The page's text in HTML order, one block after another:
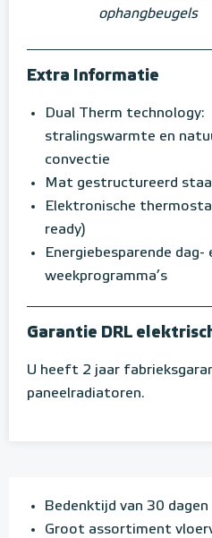
ophangbeugels
Extra Informatie
Dual Therm technology:
stralingswarmte en
convectie
Mat gestructureerd
Elektronische
ready)
Energiebesparende dag-
weekprogramma’s
Garantie DRL
U heeft 2 jaar
paneelradiatoren.
Bedenktijd van 30 dagen
Groot assortiment